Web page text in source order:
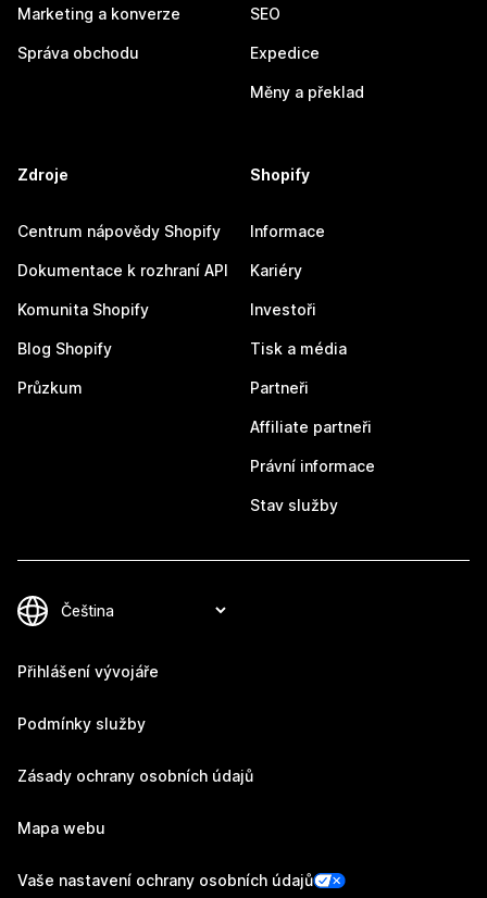
Marketing a konverze
Správa obchodu
SEO
Expedice
Měny a překlad
Zdroje
Centrum nápovědy Shopify
Dokumentace k rozhraní API
Komunita Shopify
Blog Shopify
Průzkum
Shopify
Informace
Kariéry
Investoři
Tisk a média
Partneři
Affiliate partneři
Právní informace
Stav služby
Přihlášení vývojáře
Podmínky služby
Zásady ochrany osobních údajů
Mapa webu
Vaše nastavení ochrany osobních údajů